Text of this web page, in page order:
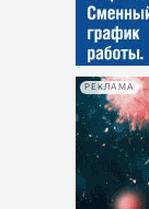
РЕКЛАМА